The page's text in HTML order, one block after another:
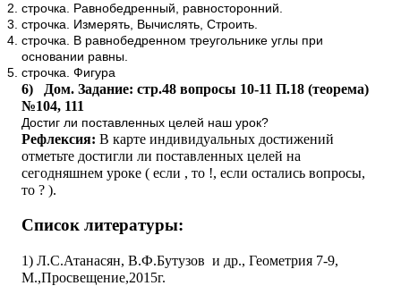
строчка. Равнобедренный, равносторонний.
строчка. Измерять, Вычислять, Строить.
строчка. В равнобедренном треугольнике углы при
основании равны.
строчка. Фигура
6)
Дом. Задание: стр.48 вопросы 10-11 П.18 (теорема)
№104, 111
Достиг ли поставленных целей наш урок?
Рефлексия: В карте индивидуальных достижений
отметьте достигли ли поставленных целей на
сегодняшнем уроке ( если , то !, если остались вопросы,
то ? ).
Список литературы:
1) Л.С.Атанасян, В.Ф.Бутузов и др., Геометрия 7-9,
М.,Просвещение,2015г.